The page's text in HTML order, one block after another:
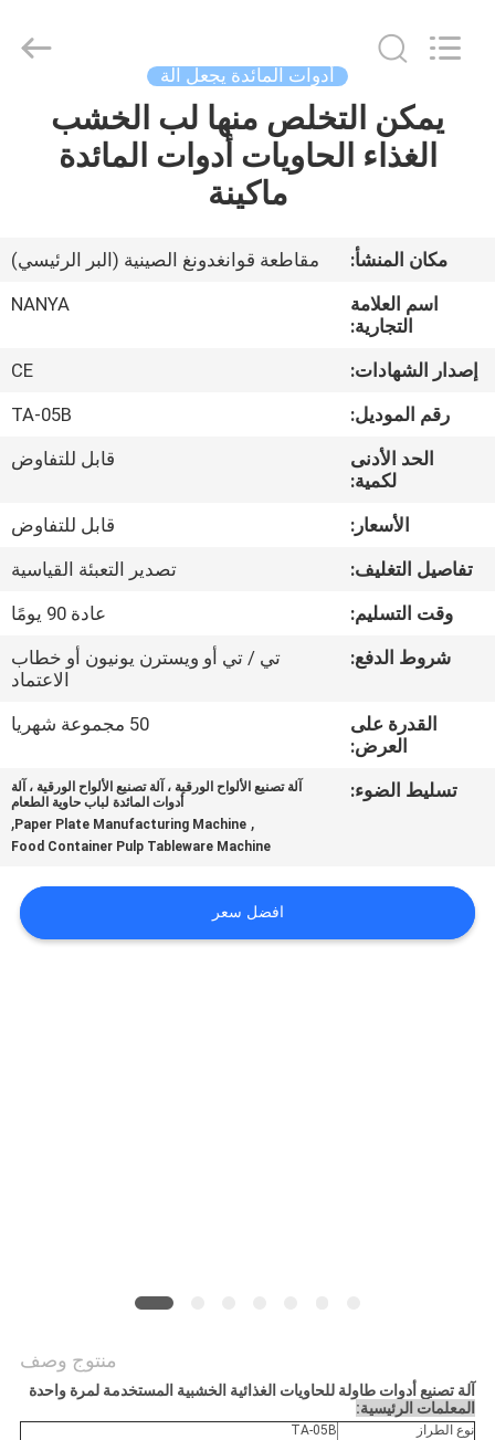
الصفحة
الرئيسية
أشرطة
عرض
الواقع
الافتراضي
معلومات
عنا
جولة
المعمل
مراقبة
اتصل
Equipment
أدوات المائدة يجعل آلة
يمكن التخلص منها لب الخشب
الغذاء الحاويات أدوات المائدة
ماكينة
مكان المنشأ:
مقاطعة قوانغدونغ الصينية (البر الرئيسي)
اسم العلامة
التجارية:
NANYA
إصدار الشهادات:
CE
رقم الموديل:
TA-05B
الحد الأدنى
لكمية:
قابل للتفاوض
الأسعار:
قابل للتفاوض
تفاصيل التغليف:
تصدير التعبئة القياسية
وقت التسليم:
عادة 90 يومًا
شروط الدفع:
تي / تي أو ويسترن يونيون أو خطاب
الاعتماد
القدرة على
العرض:
50 مجموعة شهريا
تسليط الضوء:
آلة تصنيع الألواح الورقية ، آلة تصنيع الألواح الورقية ، آلة
أدوات المائدة لباب حاوية الطعام
,
Paper Plate Manufacturing Machine
,
Food Container Pulp Tableware Machine
افضل سعر
منتوج وصف
آلة تصنيع أدوات طاولة للحاويات الغذائية الخشبية المستخدمة لمرة واحدة
المعلمات الرئيسية:
نوع الطراز
TA-05B